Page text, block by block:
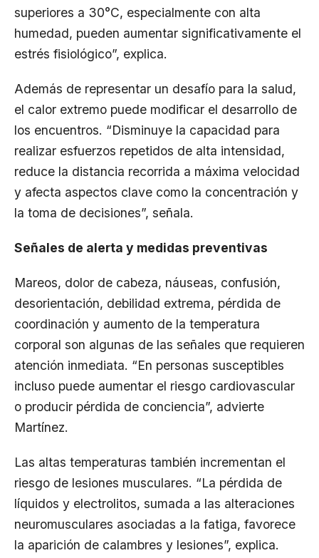
superiores a 30°C, especialmente con alta
humedad, pueden aumentar significativamente el
estrés fisiológico”, explica.
Además de representar un desafío para la salud,
el calor extremo puede modificar el desarrollo de
los encuentros. “Disminuye la capacidad para
realizar esfuerzos repetidos de alta intensidad,
reduce la distancia recorrida a máxima velocidad
y afecta aspectos clave como la concentración y
la toma de decisiones”, señala.
Señales de alerta y medidas preventivas
Mareos, dolor de cabeza, náuseas, confusión,
desorientación, debilidad extrema, pérdida de
coordinación y aumento de la temperatura
corporal son algunas de las señales que requieren
atención inmediata. “En personas susceptibles
incluso puede aumentar el riesgo cardiovascular
o producir pérdida de conciencia”, advierte
Martínez.
Las altas temperaturas también incrementan el
riesgo de lesiones musculares. “La pérdida de
líquidos y electrolitos, sumada a las alteraciones
neuromusculares asociadas a la fatiga, favorece
la aparición de calambres y lesiones”, explica.